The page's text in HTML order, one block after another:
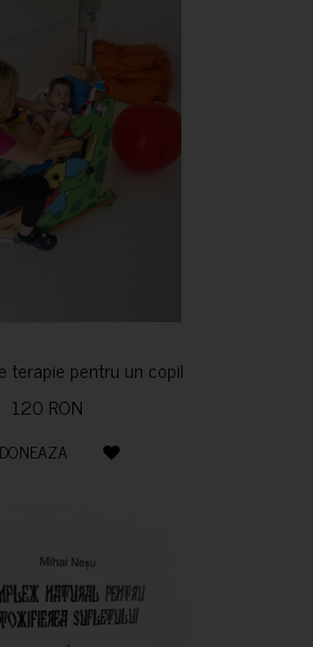
terapie pentru un copil
120 RON
DONEAZA